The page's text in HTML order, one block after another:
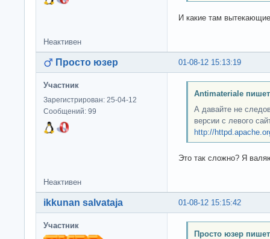
И какие там
Неактивен
01-08-12 15:13:19
Просто юзер
Участник
Зарегистрирован: 25-04-12
Сообщений: 99
Antimateriale
А давайте не
версии с левого
http://
Это так сложно? Я
Неактивен
01-08-12 15:15:42
ikkunan salvataja
Участник
Просто юзер